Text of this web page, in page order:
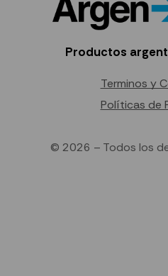
Productos
Terminos y
Políticas de
© 2026 – Todos los